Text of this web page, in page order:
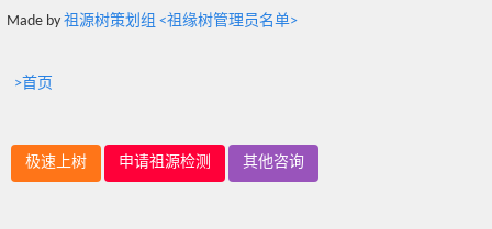
Made by 祖源树策划组 <祖缘树管理员名单>
>首页
极速上树 申请祖源检测 其他咨询